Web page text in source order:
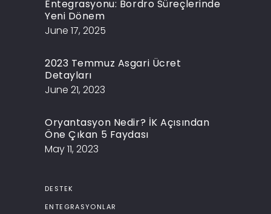
Entegrasyonu: Bordro Süreçlerinde
Yeni Dönem
June 17, 2025
2023 Temmuz Asgari Ücret
Detayları
June 21, 2023
Oryantasyon Nedir? İK Açısından
Öne Çıkan 5 Faydası
May 11, 2023
DESTEK
ENTEGRASYONLAR